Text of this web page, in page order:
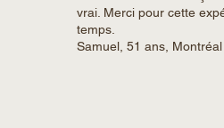
vrai. Merci pour cette
temps.
Samuel, 51 ans, Montréal